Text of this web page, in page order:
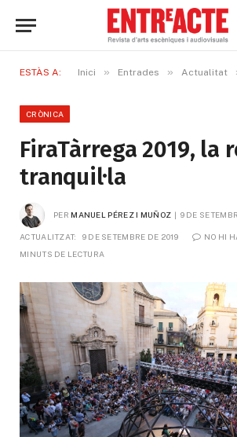
ESTÀS A: Inici » Entrades » Actualitat
CRÒNICA
FiraTàrrega 2019, la
tranquil·la
PER MANUEL PÉREZ I MUÑOZ 9 DE
ACTUALITZAT: 9 DE SETEMBRE DE 2019 NO HI
MINUTS DE LECTURA